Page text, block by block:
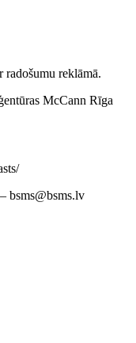
radošumu reklāmā.
McCann Rīga
bsms@bsms.lv